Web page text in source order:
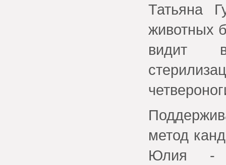
Татьяна
животных
видит
метод
Юлия -